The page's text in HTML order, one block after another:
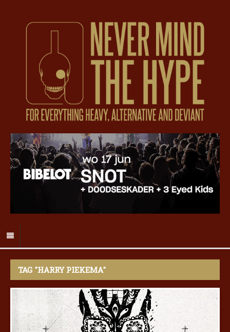
TAG "HARRY PIEKEMA"